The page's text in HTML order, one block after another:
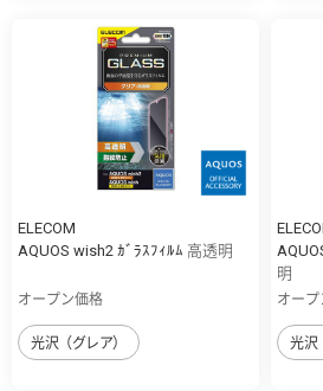
ELECOM
AQUOS wish2 ｶﾞﾗｽﾌｨﾙﾑ 高透明
オープン価格
光沢（グレア）
明
オー
光沢